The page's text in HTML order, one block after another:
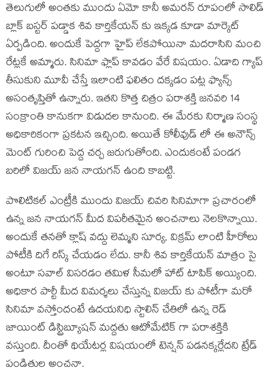
తెలుగులో అంతకు ముందు ఏమో కానీ అమరన్ రూపంలో సాలిడ్
బ్లాక్ బస్టర్ పడ్డాక శివ కార్తికేయన్ కు ఇక్కడ కూడా మార్కెట్
ఏర్పడింది. అందుకే పెద్దగా హైప్ లేకపోయినా మదరాసిని మంచి
రేట్లకే అమ్మారు. సినిమా ఫ్లాప్ కావడం వేరే విషయం. ఏడాది గ్యాప్
తీసుకుని మూవీ చేస్తే ఇలాంటి ఫలితం దక్కడం పట్ల ఫ్యాన్స్
అసంతృప్తితో ఉన్నారు. ఇతని కొత్త చిత్రం పరాశక్తి జనవరి 14
సంక్రాంతి కానుకగా విడుదల కానుంది. ఈ మేరకు నిర్మాణ సంస్థ
అధికారికంగా ప్రకటన ఇచ్చింది. అయితే కోలీవుడ్ లో ఈ అనౌన్స్
మెంట్ గురించి పెద్ద చర్చ జరుగుతోంది. ఎందుకంటే పండగ
బరిలో విజయ్ జన నాయగన్ ఉంది కాబట్టి.
పొలిటికల్ ఎంట్రీకి ముందు విజయ్ చివరి సినిమాగా ప్రచారంలో
ఉన్న జన నాయగన్ మీద విపరీతమైన అంచనాలు నెలకొన్నాయి.
అందుకే తనతో క్లాష్ వద్దు లెమ్మని సూర్య, విక్రమ్ లాంటి హీరోలు
పోటీకి దిగే రిస్క్ చేయడం లేదు. కానీ శివ కార్తికేయన్ మాత్రం సై
అంటూ సవాల్ విసరడం తమిళ సీమలో హాట్ టాపిక్ అయ్యింది.
అధికార పార్టీ మీద విమర్శలు చేస్తున్న విజయ్ కు పోటీగా మరో
సినిమా వస్తోందంటే ఉదయనిధి స్టాలిన్ చేతిలో ఉన్న రెడ్
జాయింట్ డిస్ట్రిబ్యూషన్ మద్దతు ఆటోమేటిక్ గా పరాశక్తికి
వస్తుంది. దీంతో థియేటర్ల విషయంలో టెన్షన్ పడనక్కర్లేదని ట్రేడ్
పండితుల అంచనా.